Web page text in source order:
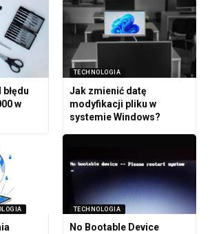
w
TECHNOLOGIA
Jak zmienić datę
modyfikacji pliku w
systemie Windows?
TECHNOLOGIA
No Bootable Device